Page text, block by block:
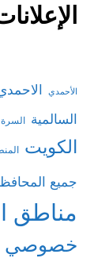
الأحمدي
السالمية السرة
الكويت
جميع
مناطق
خصوصي